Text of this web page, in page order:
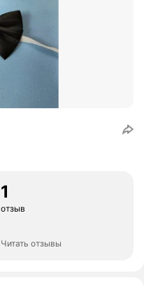
1
отзыв
Читать отзывы